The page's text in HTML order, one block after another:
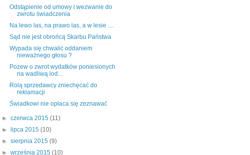
Odstąpienie od umowy i wezwanie do
zwrotu świadczenia
Na lewo las, na prawo las, a w lesie ....
Sąd nie jest obrońcą Skarbu Państwa
Wypada się chwalić oddaniem
nieważnego głosu ?
Pozew o zwrot wydatków poniesionych
na wadliwą lod...
Rolą sprzedawcy zniechęcać do
reklamacji
Świadkowi nie opłaca się zeznawać
►czerwca 2015(11)
►
lipca 2015(10)
►sierpnia 2015(9)
►września 2015(10)